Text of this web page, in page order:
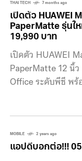
THAI TECH 7 months ago
เปิดตัว HUAWEI
PaperMatte รุ่นใ
19,990 บาท
เปิดตัว HUAWEI
PaperMatte 12 นิ้ว
Office ระดับพีซี พร้
MOBILE 2 years ago
แอปดีบอกต่อ!!!